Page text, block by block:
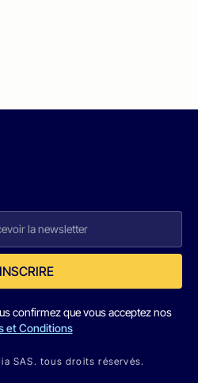
confirmez que vous acceptez nos
et Conditions
SAS. tous droits réservés.